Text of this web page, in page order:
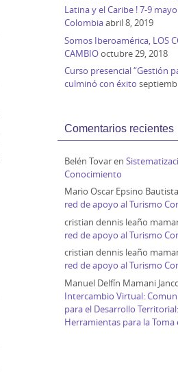
Latina y el Caribe ! 7-9
Colombiaabril 8, 2019
Somos Iberoamérica, LOS
CAMBIOoctubre 29, 2018
Curso presencial “Gestión
culminó con éxito
Comentarios recientes
Belén Tovaren
Conocimiento
Mario Oscar Epsino Bautista
red de apoyo al Turismo
cristian dennis leaño
red de apoyo al Turismo
cristian dennis leaño
red de apoyo al Turismo
Manuel Delfín Mamani
Intercambio Virtual:
para el Desarrollo
Herramientas para la Toma